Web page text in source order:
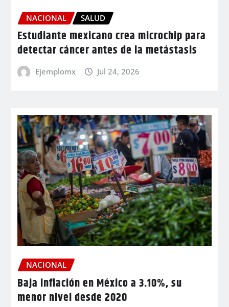
NACIONAL SALUD
Estudiante mexicano crea microchip para
detectar cáncer antes de la metástasis
Ejemplomx Jul 24, 2026
NACIONAL
Baja inflación en México a 3.10%, su
menor nivel desde 2020